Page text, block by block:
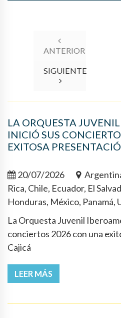
ANTERIOR
SIGUIENTE
LA ORQUESTA
INICIÓ SUS
EXITOSA
20/07/2026
Rica, Chile, Ecuador, El
Honduras, México, Panamá,
La Orquesta Juvenil
conciertos 2026 con una
Cajicá
LEER MÁS